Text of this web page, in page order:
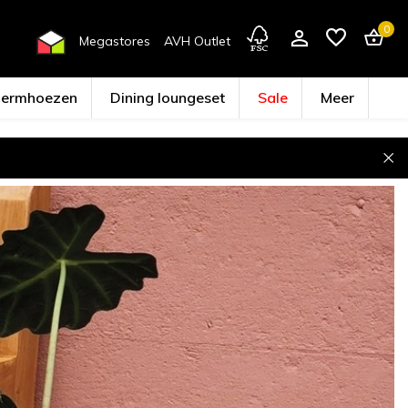
Megastores
AVH Outlet
Account aanmaken
0
Dining loungeset Sale Meer